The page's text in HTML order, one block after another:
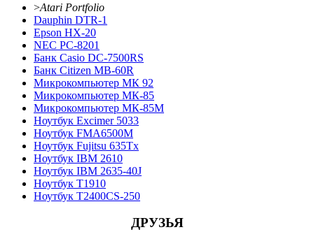
>Atari Portfolio
Dauphin DTR-1
Epson HX-20
NEC PC-8201
Банк Casio DC-7500RS
Банк Citizen MB-60R
Микрокомпьютер МК 92
Микрокомпьютер МК-85
Микрокомпьютер МК-85М
Ноутбук Excimer 5033
Ноутбук FMA6500M
Ноутбук Fujitsu 635Tx
Ноутбук IBM 2610
Ноутбук IBM 2635-40J
Ноутбук T1910
Ноутбук T2400CS-250
ДРУЗЬЯ